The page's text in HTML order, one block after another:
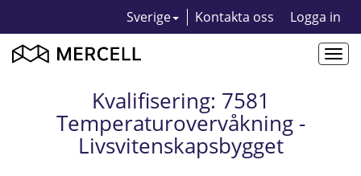
Sverige Kontakta oss Logga in
Kvalifisering: 7581
Temperaturovervåkning -
Livsvitenskapsbygget